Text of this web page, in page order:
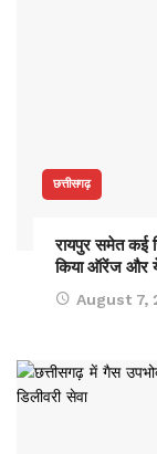
छत्तीसगढ़
रायपुर समेत कई
किया ऑरेंज और
August 7,